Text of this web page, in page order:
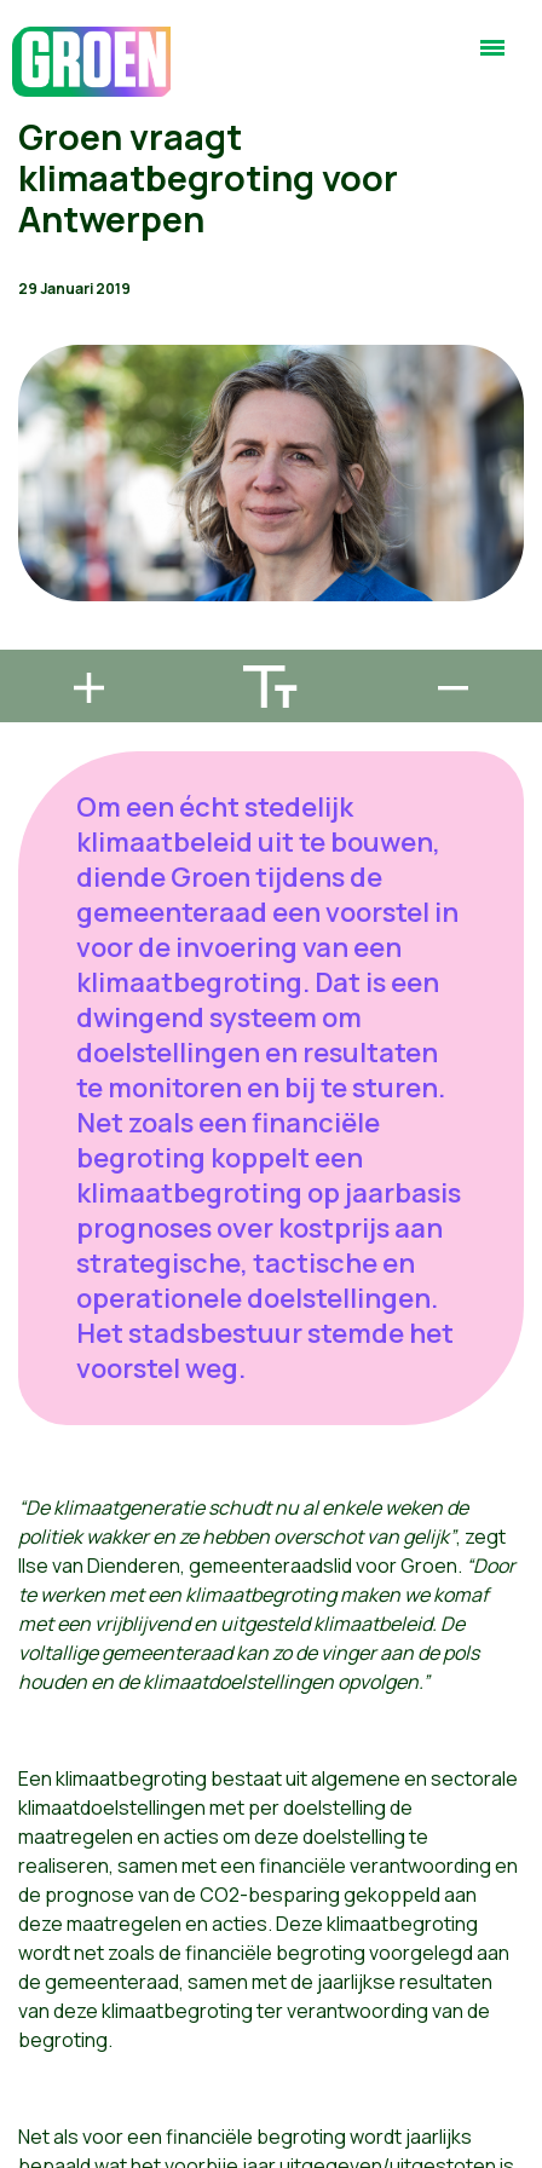
Groen vraagt
klimaatbegroting voor
Antwerpen
29 Januari 2019
Om een écht stedelijk
klimaatbeleid uit te bouwen,
diende Groen tijdens de
gemeenteraad een voorstel in
voor de invoering van een
klimaatbegroting. Dat is een
dwingend systeem om
doelstellingen en resultaten
te monitoren en bij te sturen.
Net zoals een financiële
begroting koppelt een
klimaatbegroting op jaarbasis
prognoses over kostprijs aan
strategische, tactische en
operationele doelstellingen.
Het stadsbestuur stemde het
voorstel weg.
“De klimaatgeneratie schudt nu al enkele weken de
politiek wakker en ze hebben overschot van gelijk”, zegt
Ilse van Dienderen, gemeenteraadslid voor Groen. “Door
te werken met een klimaatbegroting maken we komaf
met een vrijblijvend en uitgesteld klimaatbeleid. De
voltallige gemeenteraad kan zo de vinger aan de pols
houden en de klimaatdoelstellingen opvolgen.”
Een klimaatbegroting bestaat uit algemene en sectorale
klimaatdoelstellingen met per doelstelling de
maatregelen en acties om deze doelstelling te
realiseren, samen met een financiële verantwoording en
de prognose van de CO2-besparing gekoppeld aan
deze maatregelen en acties. Deze klimaatbegroting
wordt net zoals de financiële begroting voorgelegd aan
de gemeenteraad, samen met de jaarlijkse resultaten
van deze klimaatbegroting ter verantwoording van de
begroting.
Net als voor een financiële begroting wordt jaarlijks